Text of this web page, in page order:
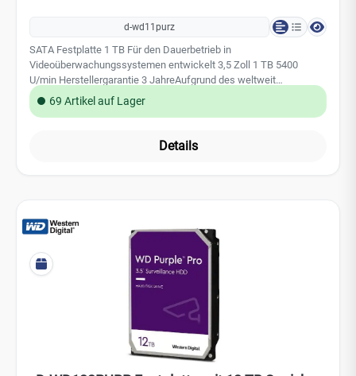
d-wd11purz
SATA Festplatte 1 TB Für den Dauerbetrieb in
Videoüberwachungssystemen entwickelt 3,5 Zoll 1 TB 5400
U/min Herstellergarantie 3 JahreAufgrund des weltweit
steigenden Speicherbedarfs, insbesondere durch den Einsatz von
KI-Technologien, kann es derzeit zu Preisschwankungen bei
69 Artikel auf Lager
Details